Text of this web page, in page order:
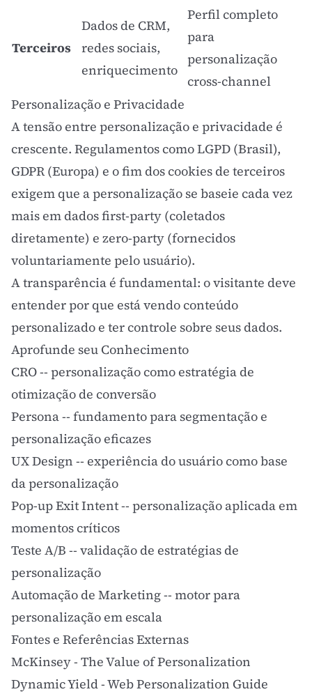
Terceiros
Dados de CRM,
redes sociais,
enriquecimento
Perfil completo
para
personalização
cross-channel
Personalização e Privacidade
A tensão entre personalização e privacidade é
crescente. Regulamentos como LGPD (Brasil),
GDPR (Europa) e o fim dos cookies de terceiros
exigem que a personalização se baseie cada vez
mais em dados first-party (coletados
diretamente) e zero-party (fornecidos
voluntariamente pelo usuário).
A transparência é fundamental: o visitante deve
entender por que está vendo conteúdo
personalizado e ter controle sobre seus dados.
Aprofunde seu Conhecimento
CRO-- personalização como estratégia de
otimização de conversão
Persona-- fundamento para segmentação e
personalização eficazes
UX Design -- experiência do usuário como base
da personalização
Pop-up Exit Intent-- personalização aplicada em
momentos críticos
Teste A/B -- validação de estratégias de
personalização
Automação de Marketing-- motor para
personalização em escala
Fontes e Referências Externas
McKinsey - The Value of Personalization
Dynamic Yield - Web Personalization Guide